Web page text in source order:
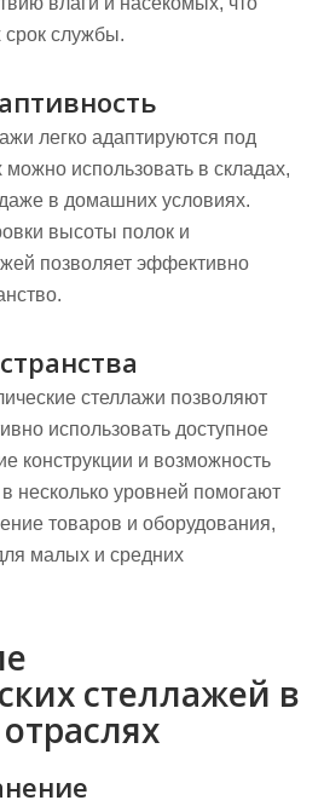
срок службы.
легко адаптируются под
использовать в складах,
в домашних условиях.
высоты полок и
позволяет эффективно
стеллажи позволяют
использовать доступное
конструкции и возможность
несколько уровней помогают
товаров и оборудования,
малых и средних
стеллажей в